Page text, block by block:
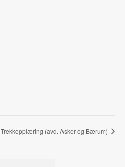
Trekkopplæring (avd. Asker og Bærum)